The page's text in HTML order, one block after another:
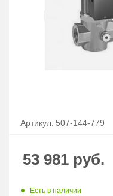
Артикул: 507-144-779
53 981 руб.
Есть в наличии